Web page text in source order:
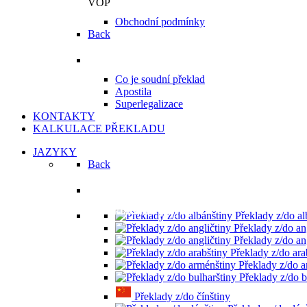
VOP
Obchodní podmínky
Back
Co je soudní překlad
Apostila
Superlegalizace
KONTAKTY
KALKULACE PŘEKLADU
JAZYKY
Back
Překládané jazyky
Překlady z/do
Překlady z/do
Překlady z/do
Překlady z/do
Překlady z/do
Překlady z/do
Překlady z/do čínštiny